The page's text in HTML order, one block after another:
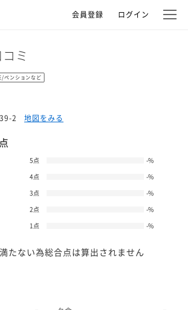
会員登録 ログイン
ミ
/ペンションなど
2 地図をみる
5点 -%
4点
-%
3点
-%
2点
-%
1点
-%
たない為総合点は算出されません